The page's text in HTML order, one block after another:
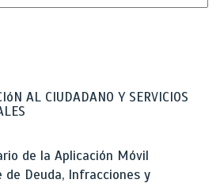
AL CIUDADANO Y SERVICIOS
de la Aplicación Móvil
de Deuda, Infracciones y